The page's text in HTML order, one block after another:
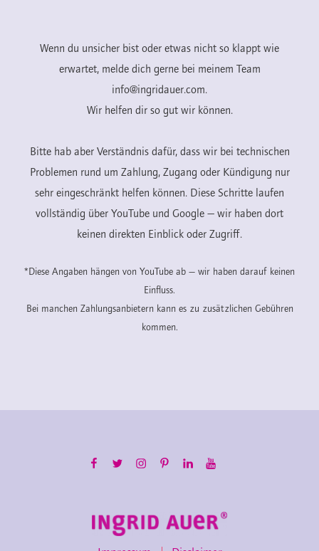
Wenn du unsicher bist oder etwas nicht so klappt wie
erwartet, melde dich gerne bei meinem Team
info@ingridauer.com.
Wir helfen dir so gut wir können.
Bitte hab aber Verständnis dafür, dass wir bei technischen
Problemen rund um Zahlung, Zugang oder Kündigung nur
sehr eingeschränkt helfen können. Diese Schritte laufen
vollständig über YouTube und Google — wir haben dort
keinen direkten Einblick oder Zugriff.
*Diese Angaben hängen von YouTube ab — wir haben darauf keinen
Einfluss.
Bei manchen Zahlungsanbietern kann es zu zusätzlichen Gebühren
kommen.
FacebookTwitterInstagramPinterestLinkedInYouTube